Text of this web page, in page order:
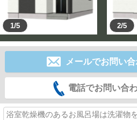
1/5 2/5
メールでお問い
電話でお問い合
浴室乾燥機のあるお風呂場は洗濯物